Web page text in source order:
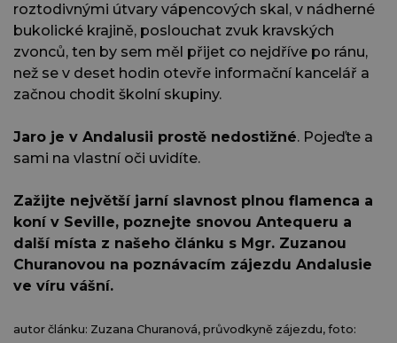
roztodivnými útvary vápencových skal, v nádherné
bukolické krajině, poslouchat zvuk kravských
zvonců, ten by sem měl přijet co nejdříve po ránu,
než se v deset hodin otevře informační kancelář a
začnou chodit školní skupiny.
Jaro je v Andalusii prostě nedostižné. Pojeďte a
sami na vlastní oči uvidíte.
Zažijte největší jarní slavnost plnou flamenca a
koní v Seville, poznejte snovou Antequeru a
další místa z našeho článku s Mgr. Zuzanou
Churanovou na poznávacím zájezdu Andalusie
ve víru vášní.
autor článku: Zuzana Churanová, průvodkyně zájezdu, foto: